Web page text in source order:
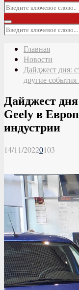
Искать:
Основное
меню
Искать:
Главная
Новости
Дайджест дня:
другие
Дайджест
Geely в
индустрии
14/11/20220103